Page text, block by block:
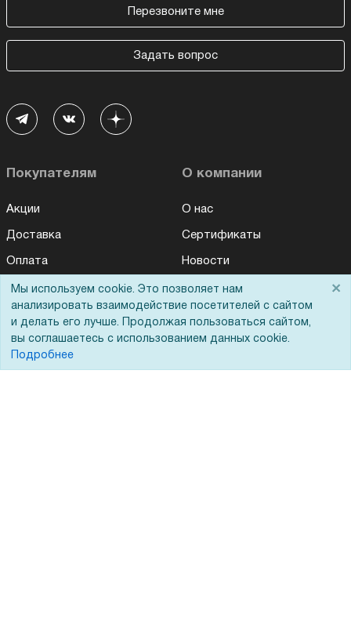
Перезвоните мне
Задать вопрос
Покупателям
Акции
Доставка
Оплата
Для дилеров
Лизинг
Кредитование
Госучреждениям
О компании
О нас
Сертификаты
Новости
Статьи
Контакты
Демопоказ
Мы используем cookie. Это позволяет нам
анализировать взаимодействие посетителей с сайтом
и делать его лучше. Продолжая пользоваться сайтом,
вы соглашаетесь с использованием данных cookie.
Подробнее
×